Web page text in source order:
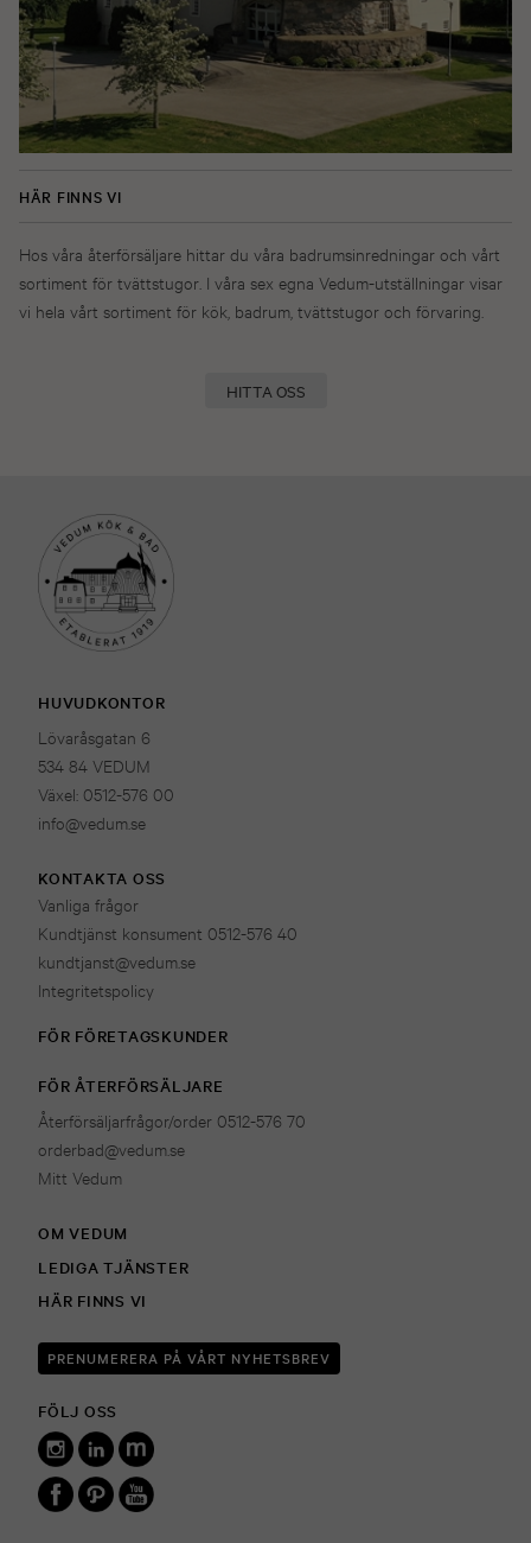
HÄR FINNS VI
Hos våra återförsäljare hittar du våra badrumsinredningar och vårt
sortiment för tvättstugor. I våra sex egna Vedum-utställningar visar
vi hela vårt sortiment för kök, badrum, tvättstugor och förvaring.
HITTA OSS
HUVUDKONTOR
Lövaråsgatan 6
534 84 VEDUM
Växel: 0512-576 00
info@vedum.se
KONTAKTA OSS
Vanliga frågor
Kundtjänst konsument 0512-576 40
kundtjanst@vedum.se
Integritetspolicy
FÖR FÖRETAGSKUNDER
FÖR ÅTERFÖRSÄLJARE
Återförsäljarfrågor/order 0512-576 70
orderbad@vedum.se
Mitt Vedum
OM VEDUM
LEDIGA TJÄNSTER
HÄR FINNS VI
PRENUMERERA PÅ VÅRT NYHETSBREV
FÖLJ OSS